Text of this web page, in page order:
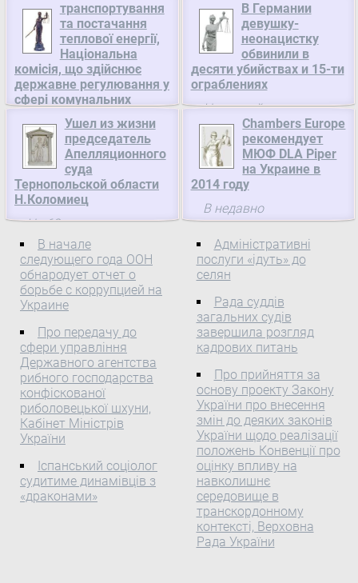
транспортування
та постачання
теплової енергії,
Національна
комісія, що здійснює
державне регулювання у
сфері комунальних
Про накладення
штрафу на Комунальне
підприємство
«Севтеплоенерго»
Севастопольської міської
Ради за порушення
Ліцензійних умов
провадження
господарської діяльності
з виробництва,
транспортування та
постачання теплової
енергії
Ушел из жизни
председатель
Апелляционного
суда
Тернопольской области
Н.Коломиец
На 63-м году ушел из
жизни председатель
Апелляционного суда
Тернопольской области
Николай Владимирович
Коломиец.
В начале
следующего года ООН
обнародует отчет о
борьбе с коррупцией на
Украине
Про передачу до
сфери управління
Державного агентства
рибного господарства
конфіскованої
риболовецької шхуни,
Кабінет Міністрів
України
Іспанський соціолог
судитиме динамівців з
«драконами»
В Германии
девушку-
неонацистку
обвинили в
десяти убийствах и 15-ти
ограблениях
Немецкой девушке-
террористке из
неонацистской
группировки NSU
(«Национал-
социалистическое
подполье») Беате Чепе
в 10 убийствах и 15
ограблениях, передает
dapd. Федеральная ...
Chambers Europe
рекомендует
МЮФ DLA Piper
на Украине в
2014 году
В недавно
опубликованном выпуске
2014 года
международный
юридический справочник
Chambers Europe
рекомендует
международную
юрфирму DLA Piper на
Украине в ряде практик:
Адміністративні
послуги «ідуть» до
селян
Рада суддів
загальних судів
завершила розгляд
кадрових питань
Про прийняття за
основу проекту Закону
України про внесення
змін до деяких законів
України щодо реалізації
положень Конвенції про
оцінку впливу на
навколишнє
середовище в
транскордонному
контексті, Верховна
Рада України